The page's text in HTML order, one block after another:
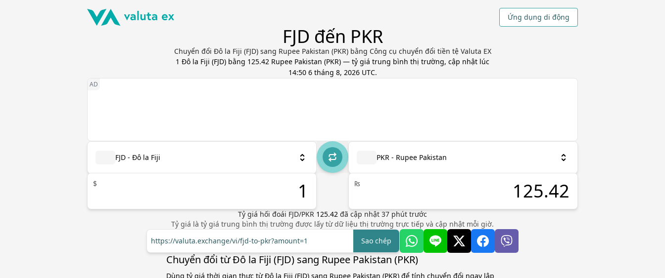
Ứng dụng di động
FJD đến PKR
Chuyển đổi Đô la Fiji (FJD) sang Rupee Pakistan (PKR) bằng Công cụ chuyển đổi tiền tệ Valuta EX
1 Đô la Fiji (FJD) bằng 125.42 Rupee Pakistan (PKR) — tỷ giá trung bình thị trường, cập nhật lúc
14:50 6 tháng 8, 2026 UTC.
FJD - Đô la Fiji
$
PKR - Rupee Pakistan
₨
Tỷ giá hối đoái FJD/PKR 125.42 đã cập nhật 37 phút trước
Tỷ giá là tỷ giá trung bình thị trường được lấy từ dữ liệu thị trường trực tiếp và cập nhật mỗi giờ.
https://valuta.exchange/vi/fjd-to-pkr?amount=1
Sao chép
Chuyển đổi từ Đô la Fiji (FJD) sang Rupee Pakistan (PKR)
Dùng tỷ giá thời gian thực từ Đô la Fiji (FJD) sang Rupee Pakistan (PKR) để tính chuyển đổi ngay lập